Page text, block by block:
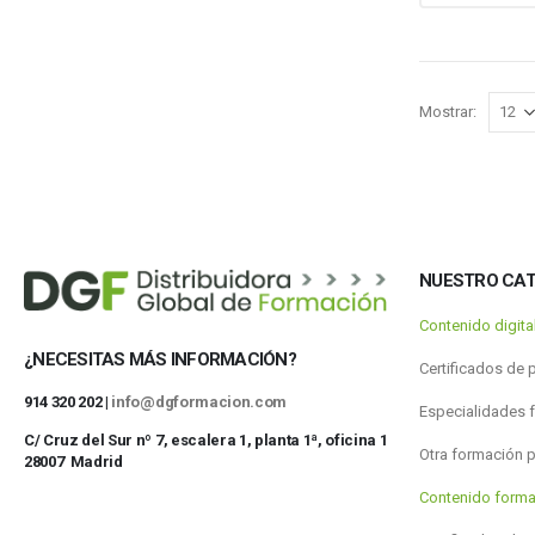
Mostrar:
¿NECESITAS MÁS INFORMACIÓN?
914 320 202 | info@dgformacion.com
C/ Cruz del Sur nº 7, escalera 1, planta 1ª, oficina 1
28007 Madrid
NUESTRO
Contenido
Certificados de
Especialidades
Otra formación
Contenido